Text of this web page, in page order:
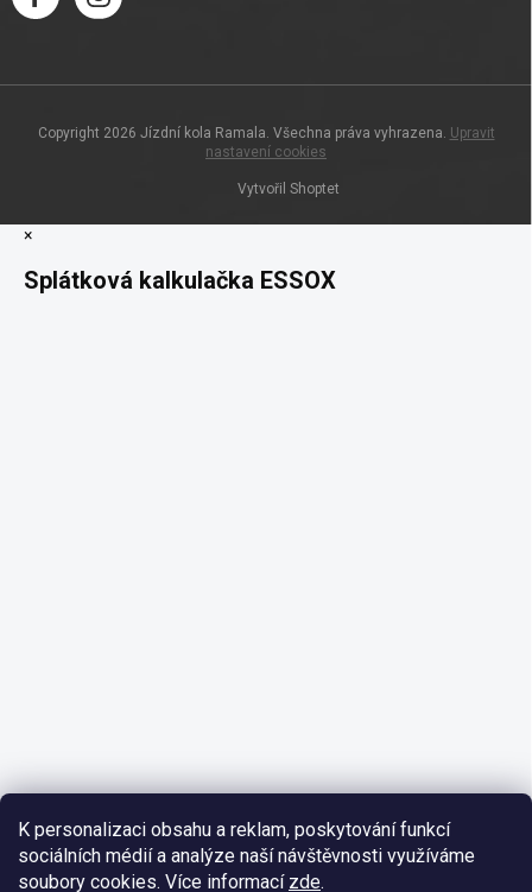
K personalizaci obsahu a reklam, poskytování funkcí
sociálních médií a analýze naší návštěvnosti využíváme
soubory cookies. Více informací zde.
Vytvořil Shoptet
Copyright 2026 Jízdní kola Ramala. Všechna práva vyhrazena. Upravit
nastavení cookies
×
Splátková kalkulačka ESSOX